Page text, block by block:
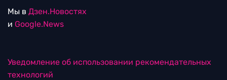
Мы в Дзен.Новостях
и Google.News
Уведомление об использовании рекомендательных
технологий